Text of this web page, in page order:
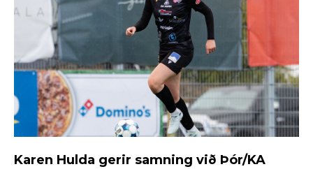
Karen Hulda gerir samning við Þór/KA